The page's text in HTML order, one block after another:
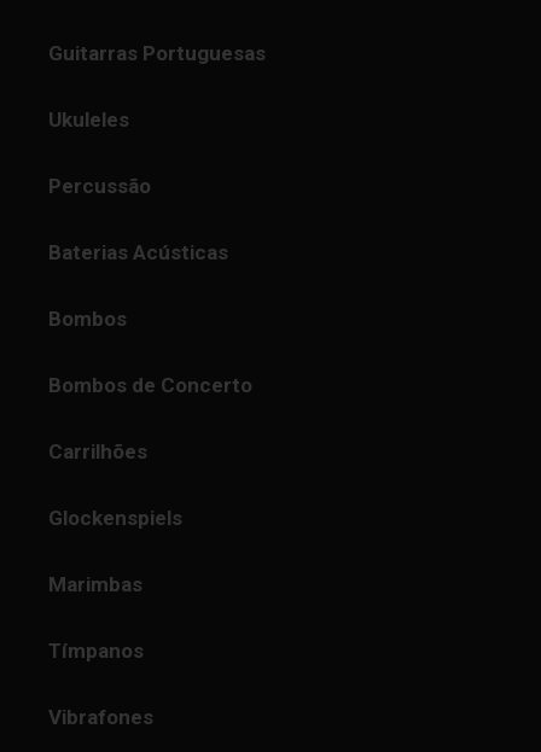
Guitarras Portuguesas
Ukuleles
Percussão
Baterias Acústicas
Bombos
Bombos de Concerto
Carrilhões
Glockenspiels
Marimbas
Tímpanos
Vibrafones